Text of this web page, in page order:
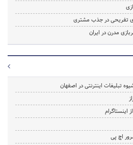
تفریحی در جذب مشتری
مدرن در ایران
تبلیغات اینترنتی در اصفهان
اینستاگرام